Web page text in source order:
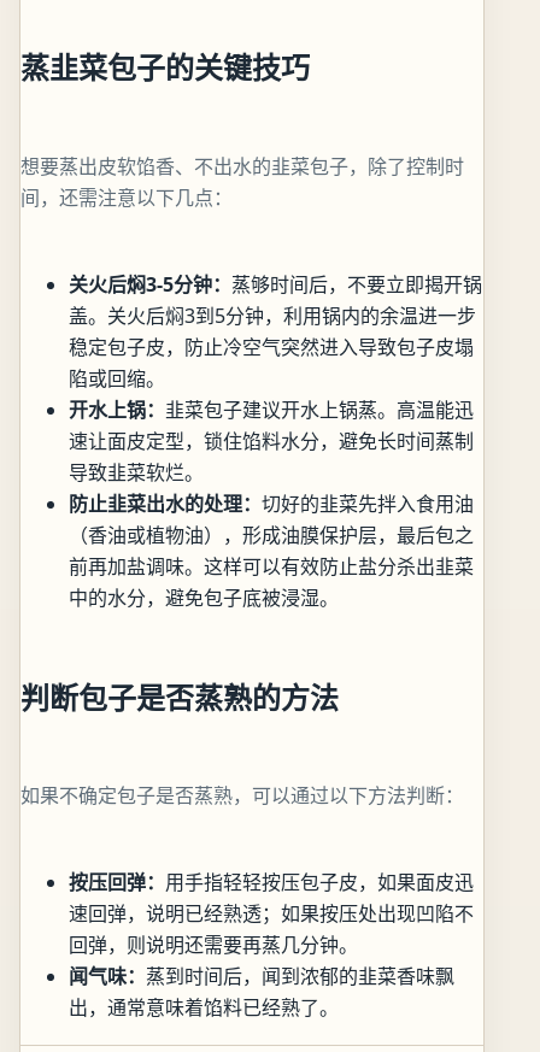
蒸韭菜包子的关键技巧
想要蒸出皮软馅香、不出水的韭菜包子，除了控制时
间，还需注意以下几点：
关火后焖3-5分钟： 蒸够时间后，不要立即揭开锅
盖。关火后焖3到5分钟，利用锅内的余温进一步
稳定包子皮，防止冷空气突然进入导致包子皮塌
陷或回缩。
开水上锅： 韭菜包子建议开水上锅蒸。高温能迅
速让面皮定型，锁住馅料水分，避免长时间蒸制
导致韭菜软烂。
防止韭菜出水的处理： 切好的韭菜先拌入食用油
（香油或植物油），形成油膜保护层，最后包之
前再加盐调味。这样可以有效防止盐分杀出韭菜
中的水分，避免包子底被浸湿。
判断包子是否蒸熟的方法
如果不确定包子是否蒸熟，可以通过以下方法判断：
按压回弹： 用手指轻轻按压包子皮，如果面皮迅
速回弹，说明已经熟透；如果按压处出现凹陷不
回弹，则说明还需要再蒸几分钟。
闻气味： 蒸到时间后，闻到浓郁的韭菜香味飘
出，通常意味着馅料已经熟了。